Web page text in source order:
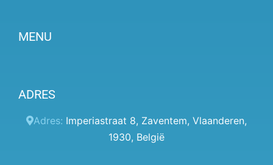
MENU
Prijzen
Klantenpaneel
ADRES
Adres: Imperiastraat 8, Zaventem, Vlaanderen,
1930, België